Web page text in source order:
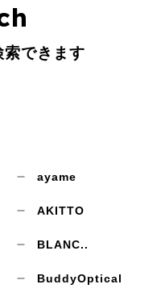
できます
ayame
AKITTO
BLANC..
BuddyOptical